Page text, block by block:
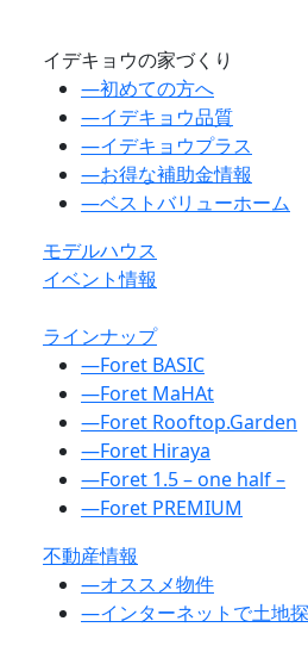
イデキョウの家づくり
―初めての方へ
―イデキョウ品質
―イデキョウプラス
―お得な補助金情報
―ベストバリューホーム
モデルハウス
イベント情報
ラインナップ
―Foret BASIC
―Foret MaHAt
―Foret Rooftop.Garden
―Foret Hiraya
―Foret 1.5 – one half –
―Foret PREMIUM
不動産情報
―オススメ物件
―インターネットで土地